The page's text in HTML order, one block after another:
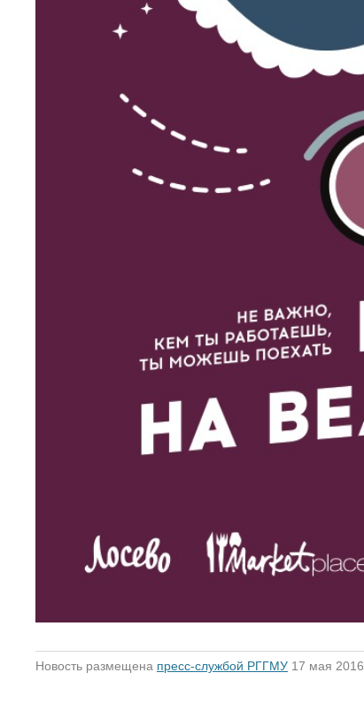
Новость размещена пресс-службой РГГМУ 17 мая 2016